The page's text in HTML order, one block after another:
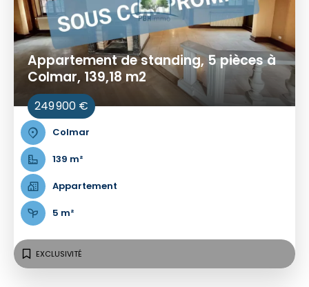
Appartement de standing, 5 pièces à
Colmar, 139,18 m2
249 900 €
Colmar
139 m²
Appartement
5 m²
EXCLUSIVITÉ